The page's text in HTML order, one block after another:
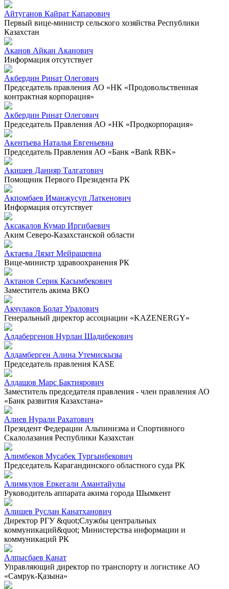
Айтуганов Кайрат Капарович
Первый вице-министр сельского хозяйства Республики
Казахстан
Аканов Айкан Аканович
Информация отсутствует
Акбердин Ринат Олегович
Председатель правления АО «НК «Продовольственная
контрактная корпорация»
Акбердин Ринат Олегович
Председатель Правления АО «НК «Продкорпорация»
Акентьева Наталья Евгеньевна
Председатель Правления АО «Банк «Bank RBK»
Акишев Данияр Талгатович
Помощник Первого Президента РК
Акпомбаев Иманжусуп Латкенович
Информация отсутствует
Аксакалов Кумар Иргибаевич
Аким Северо-Казахстанской области
Актаева Лязат Мейрашевна
Вице-министр здравоохранения РК
Актанов Серик Касымбекович
Заместитель акима ВКО
Акчулаков Болат Уралович
Генеральный директор ассоциации «KAZENERGY»
Алдабергенов Нурлан Шадибекович
Алдамберген Алина Утемискызы
Председатель правления KASE
Алдашов Марс Бактиярович
Заместитель председателя правления - член правления АО
«Банк развития Казахстана»
Алиев Нурали Рахатович
Президент Федерации Альпинизма и Спортивного
Скалолазания Республики Казахстан
Алимбеков Мусабек Тургынбекович
Председатель Карагандинского областного суда РК
Алимкулов Еркегали Амантайулы
Руководитель аппарата акима города Шымкент
Алишев Руслан Канатханович
Директор РГУ &quot;Службы центральных
коммуникаций&quot; Министерства информации и
коммуникаций РК
Алпысбаев Канат
Управляющий директор по транспорту и логистике АО
«Самрук-Қазына»